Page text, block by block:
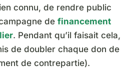
connu, de rendre public
de financement
. Pendant qu’il faisait cela,
de doubler chaque don de
de contrepartie).